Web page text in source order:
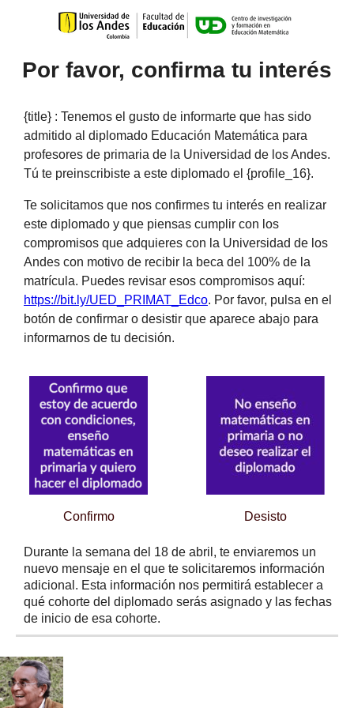
Por favor, confirma tu interés
{title} : Tenemos el gusto de informarte que has sido
admitido al diplomado Educación Matemática para
profesores de primaria de la Universidad de los Andes.
Tú te preinscribiste a este diplomado el {profile_16}.
Te solicitamos que nos confirmes tu interés en realizar
este diplomado y que piensas cumplir con los
compromisos que adquieres con la Universidad de los
Andes con motivo de recibir la beca del 100% de la
matrícula. Puedes revisar esos compromisos aquí:
https://bit.ly/UED_PRIMAT_Edco. Por favor, pulsa en el
botón de confirmar o desistir que aparece abajo para
informarnos de tu decisión.
Confirmo Desisto
Durante la semana del 18 de abril, te enviaremos un
nuevo mensaje en el que te solicitaremos información
adicional. Esta información nos permitirá establecer a
qué cohorte del diplomado serás asignado y las fechas
de inicio de esa cohorte.